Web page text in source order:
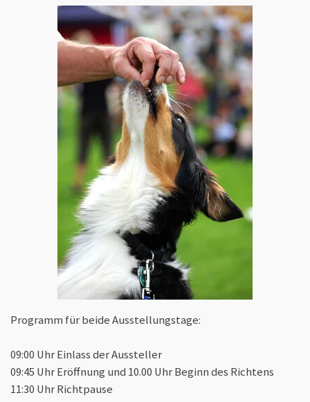
Programm für beide Ausstellungstage:
09:00 Uhr Einlass der Aussteller
09:45 Uhr Eröffnung und 10.00 Uhr Beginn des Richtens
11:30 Uhr Richtpause